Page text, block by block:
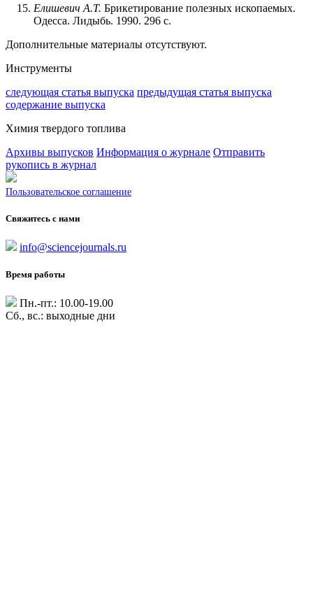
Елишевич А.Т. Брикетирование полезных ископаемых.
Одесса. Лидыбь. 1990. 296 с.
Дополнительные материалы отсутствуют.
Инструменты
следующая статья выпуска предыдущая статья выпуска
содержание выпуска
Химия твердого топлива
Архивы выпусков Информация о журнале Отправить
рукопись в журнал
Пользовательское соглашение
Свяжитесь с нами
info@sciencejournals.ru
Время работы
Пн.-пт.: 10.00-19.00
Сб., вс.: выходные дни